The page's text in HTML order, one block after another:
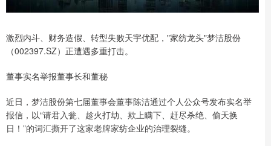
激烈内斗、财务造假、转型失败天宇优配，"家纺龙头"梦洁股份
（002397.SZ）正遭遇多重打击。
董事实名举报董事长和董秘
近日，梦洁股份第七届董事会董事陈洁通过个人公众号发布实名举
报信，以“请君入瓮、趁火打劫、欺上瞒下、赶尽杀绝、偷天换
日！”的词汇撕开了这家老牌家纺企业的治理裂缝。